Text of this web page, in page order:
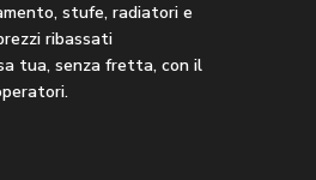
stufe, radiatori e
ribassati
tua, senza fretta, con il